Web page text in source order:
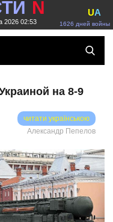
N
2026 02:53 1626 дней войны
UA
на 8-9
читати українською
Александр Пепелов